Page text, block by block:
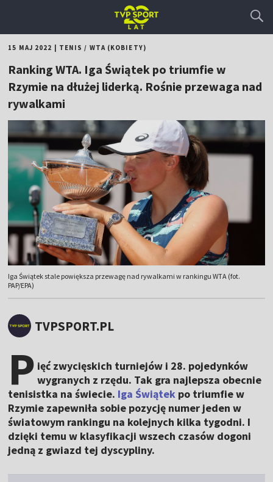
15 MAJ 2022 TENIS / WTA (KOBIETY)
Ranking WTA. Iga Świątek po triumfie w
Rzymie na dłużej liderką. Rośnie przewaga nad
rywalkami
Iga Świątek stale powiększa przewagę nad rywalkami w rankingu WTA (fot.
PAP/EPA)
TVPSPORT.PL
P ięć zwycięskich turniejów i 28. pojedynków
wygranych z rzędu. Tak gra najlepsza obecnie
tenisistka na świecie. Iga Świątek po triumfie w
Rzymie zapewniła sobie pozycję numer jeden w
światowym rankingu na kolejnych kilka tygodni. I
dzięki temu w klasyfikacji wszech czasów dogoni
jedną z gwiazd tej dyscypliny.